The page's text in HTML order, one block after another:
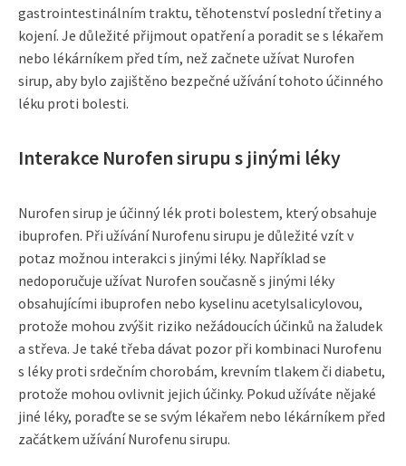
gastrointestinálním traktu, těhotenství poslední třetiny a
kojení. Je důležité přijmout opatření a poradit se s lékařem
nebo lékárníkem před tím, než začnete užívat Nurofen
sirup, aby bylo zajištěno bezpečné užívání tohoto účinného
léku proti bolesti.
Interakce Nurofen sirupu s jinými léky
Nurofen sirup je účinný lék proti bolestem, který obsahuje
ibuprofen. Při užívání Nurofenu sirupu je důležité vzít v
potaz možnou interakci s jinými léky. Například se
nedoporučuje užívat Nurofen současně s jinými léky
obsahujícími ibuprofen nebo kyselinu acetylsalicylovou,
protože mohou zvýšit riziko nežádoucích účinků na žaludek
a střeva. Je také třeba dávat pozor při kombinaci Nurofenu
s léky proti srdečním chorobám, krevním tlakem či diabetu,
protože mohou ovlivnit jejich účinky. Pokud užíváte nějaké
jiné léky, poraďte se se svým lékařem nebo lékárníkem před
začátkem užívání Nurofenu sirupu.